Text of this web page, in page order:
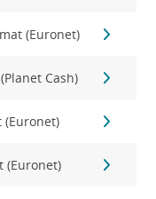
(Euronet)
Cash)
(Euronet)
(Euronet)